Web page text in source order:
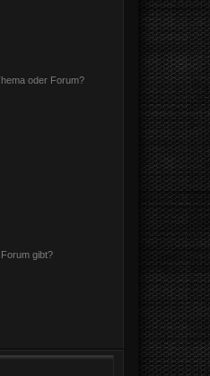
oder Forum?
gibt?